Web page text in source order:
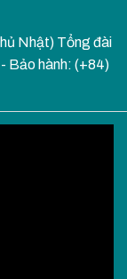
Nhật) Tổng đài
Bảo hành: (+84)